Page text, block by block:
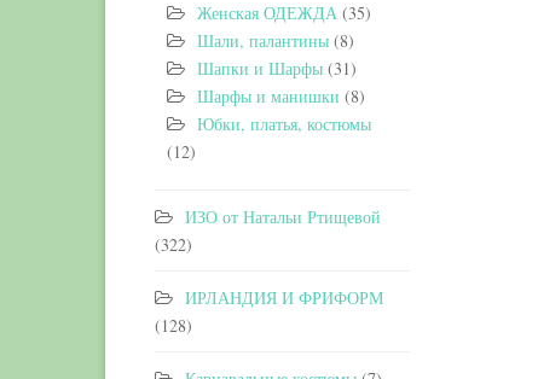
Женская ОДЕЖДА (35)
Шали, палантины (8)
Шапки и Шарфы (31)
Шарфы и манишки (8)
Юбки, платья, костюмы
(12)
ИЗО от Натальи Ртищевой
(322)
ИРЛАНДИЯ И ФРИФОРМ
(128)